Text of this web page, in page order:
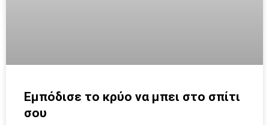
Εμπόδισε το κρύο να μπει στο σπίτι
σου